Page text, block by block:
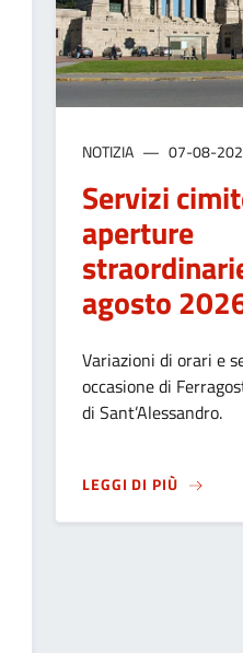
NOTIZIA 07-08-
Servizi
aperture
agosto
Variazioni di orari e
occasione di
di Sant’Alessandro.
LEGGI DI PIÙSU